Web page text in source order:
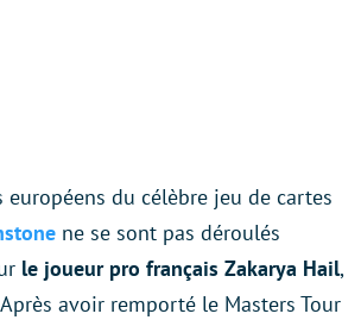
européens du célèbre jeu de cartes
ne se sont pas déroulés
le joueur pro français Zakarya Hail,
avoir remporté le Masters Tour